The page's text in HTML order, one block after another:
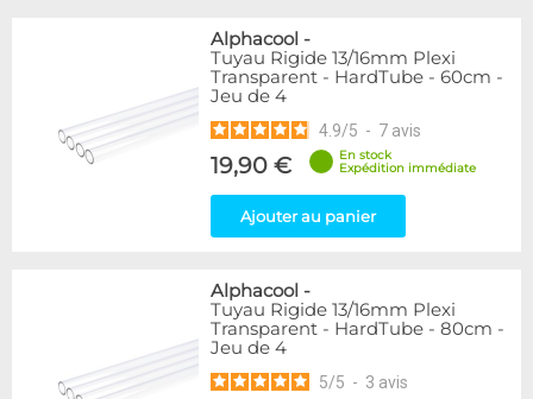
Alphacool -
Tuyau Rigide 13/16mm Plexi
Transparent - HardTube - 60cm -
Jeu de 4
4.9/5 - 7 avis
19,90 €
En stock
Expédition immédiate
Ajouter au panier
Alphacool -
Tuyau Rigide 13/16mm Plexi
Transparent - HardTube - 80cm -
Jeu de 4
5/5 - 3 avis